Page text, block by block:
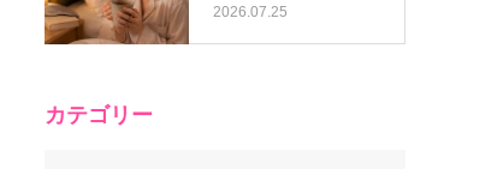
逆効果なN…
2026.07.25
カテゴリー